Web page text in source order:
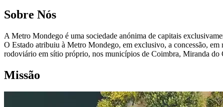
Sobre Nós
A Metro Mondego é uma sociedade anónima de capitais
O Estado atribuiu à Metro Mondego, em exclusivo, a concessão,
rodoviário em sítio próprio, nos municípios de Coimbra, Miranda do
Missão